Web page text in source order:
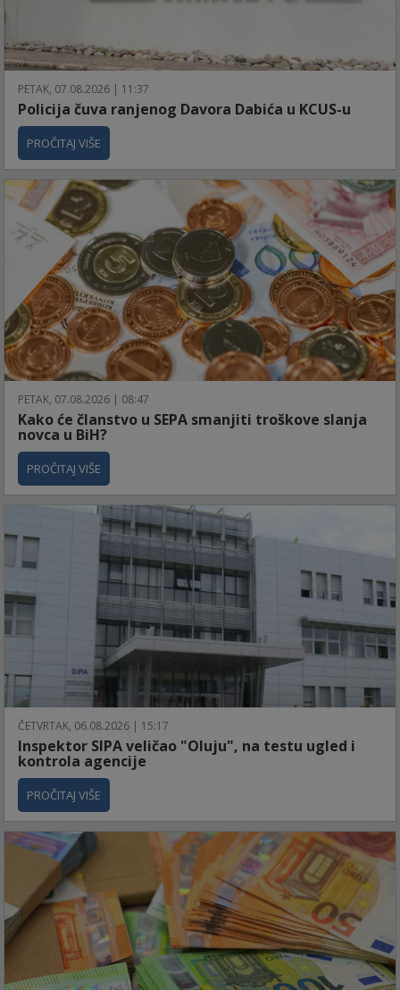
PETAK, 07.08.2026 | 11:37
Policija čuva ranjenog Davora Dabića u KCUS-u
PROČITAJ VIŠE
PETAK, 07.08.2026 | 08:47
Kako će članstvo u SEPA smanjiti troškove slanja
novca u BiH?
PROČITAJ VIŠE
ČETVRTAK, 06.08.2026 | 15:17
Inspektor SIPA veličao "Oluju", na testu ugled i
kontrola agencije
PROČITAJ VIŠE